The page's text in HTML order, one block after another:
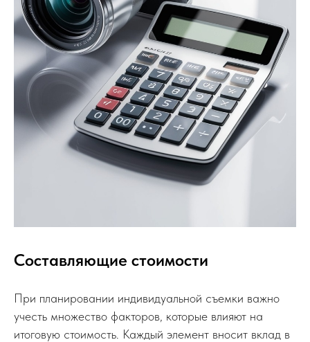
Составляющие стоимости
При планировании индивидуальной съемки важно
учесть множество факторов, которые влияют на
итоговую стоимость. Каждый элемент вносит вклад в